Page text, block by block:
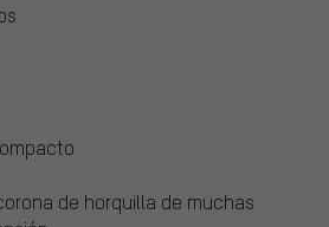
de horquilla de muchas